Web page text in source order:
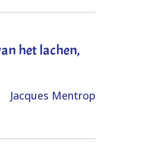
het lachen,
Jacques Mentrop